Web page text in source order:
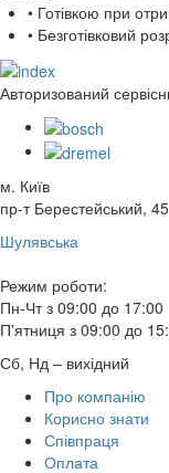
• Готівкою при
• Безготівковий
Авторизований
м. Київ
пр-т Берестейський, 45
Шулявська
Режим роботи:
Пн-Чт з 09:00 до 17:00
П'ятниця з 09:00 до
Сб, Нд – вихідний
Про компанію
Корисно знати
Співпраця
Оплата